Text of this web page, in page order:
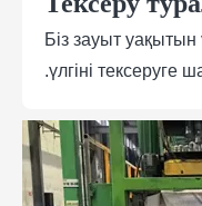
Біз зауыт уақытын
үлгіні тексеруге